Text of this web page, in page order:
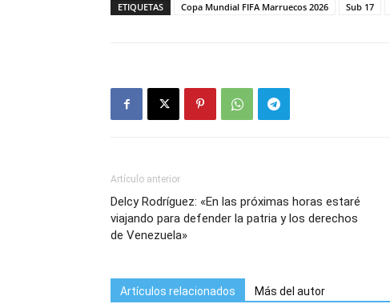
ETIQUETAS Copa Mundial FIFA Marruecos 2026 Sub 17
Artículo anterior
Delcy Rodríguez: «En las próximas horas estaré
viajando para defender la patria y los derechos
de Venezuela»
Artículos relacionados Más del autor